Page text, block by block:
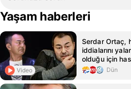
Yaşam haberleri
Video
Serdar Ortaç,
iddialarını
olduğu için
Dün